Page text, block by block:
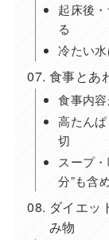
起床後
る
冷たい
食事とあ
食事内
高たん
切
スープ
分”も含
ダイエッ
み物